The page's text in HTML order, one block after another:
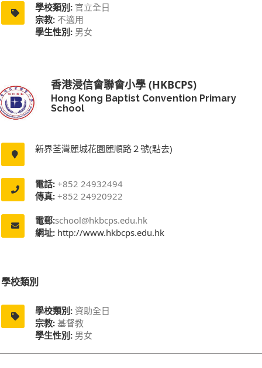
學校類別: 官立全日
宗教: 不適用
學生性別: 男女
香港浸信會聯會小學 (HKBCPS)
Hong Kong Baptist Convention Primary
School
新界荃灣麗城花園麗順路２號(點去)
電話: +852 24932494
傳真: +852 24920922
電郵:school@hkbcps.edu.hk
網址: http://www.hkbcps.edu.hk
學校類別
學校類別: 資助全日
宗教: 基督教
學生性別: 男女